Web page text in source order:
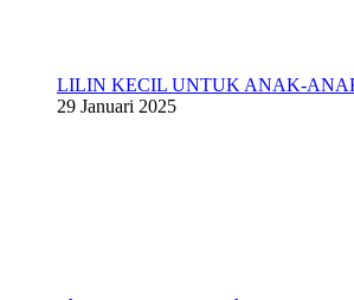
LILIN KECIL UNTUK ANAK-
29 Januari 2025